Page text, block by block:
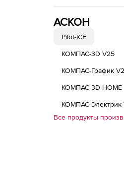
12 мес.
24 мес.
АСКОН
Pilot-ICE
КОМПАС-3D V25
КОМПАС-График
КОМПАС-3D HOME
КОМПАС-Электрик
Все продукты